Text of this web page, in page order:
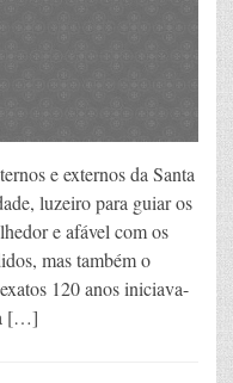
e externos da Santa
luzeiro para guiar os
e afável com os
mas também o
120 anos iniciava-
[…]